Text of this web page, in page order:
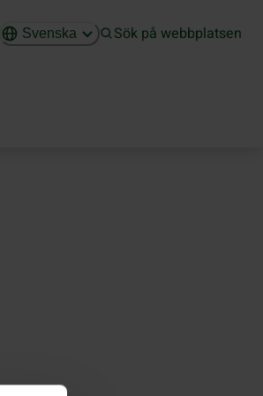
Svenska Sök på webbplatsen